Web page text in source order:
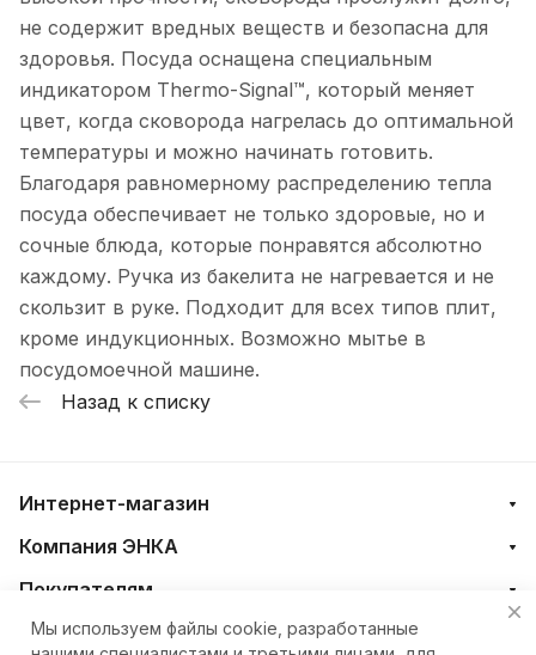
не содержит вредных веществ и безопасна для
здоровья. Посуда оснащена специальным
индикатором Thermo-Signal™, который меняет
цвет, когда сковорода нагрелась до оптимальной
температуры и можно начинать готовить.
Благодаря равномерному распределению тепла
посуда обеспечивает не только здоровые, но и
сочные блюда, которые понравятся абсолютно
каждому. Ручка из бакелита не нагревается и не
скользит в руке. Подходит для всех типов плит,
кроме индукционных. Возможно мытье в
посудомоечной машине.
Назад к списку
Интернет-магазин
Компания ЭНКА
Покупателям
Мы используем файлы cookie, разработанные